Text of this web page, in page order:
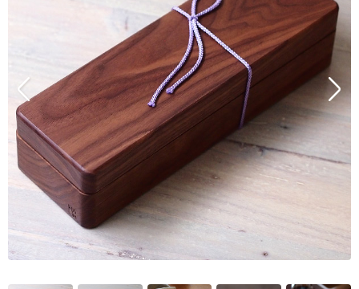
マリメッコ つきじ常陸屋 柳宗理
閉じる